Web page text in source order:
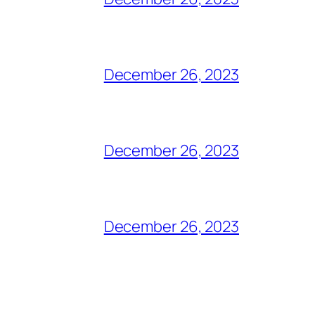
December 26, 2023
December 26, 2023
December 26, 2023